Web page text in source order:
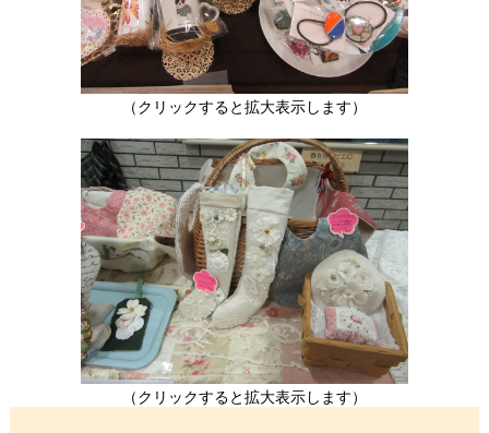
（クリックすると拡大表示します）
（クリックすると拡大表示します）